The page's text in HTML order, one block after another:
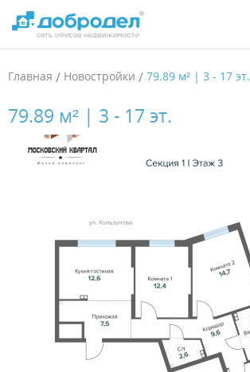
Главная / Новостройки / 79.89 м² | 3 - 17 эт.
79.89 м² | 3 - 17 эт.